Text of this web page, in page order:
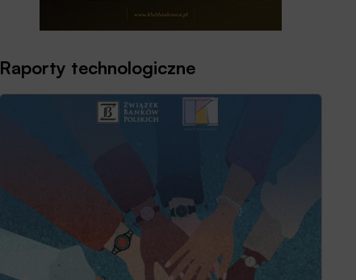
Raporty technologiczne